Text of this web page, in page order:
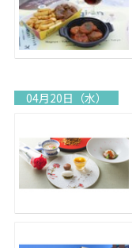
04月20日（水）